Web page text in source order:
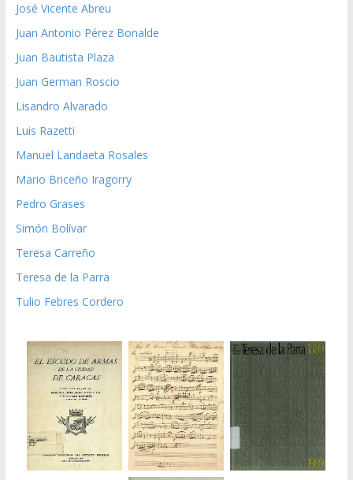
José Vicente Abreu
Juan Antonio Pérez Bonalde
Juan Bautista Plaza
Juan German Roscio
Lisandro Alvarado
Luis Razetti
Manuel Landaeta Rosales
Mario Briceño Iragorry
Pedro Grases
Simón Bolívar
Teresa Carreño
Teresa de la Parra
Tulio Febres Cordero